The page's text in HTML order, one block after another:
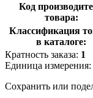
Код
товара:
Классификация
в каталоге:
Кратность заказа: 1
Единица измерения:
Сохранить или